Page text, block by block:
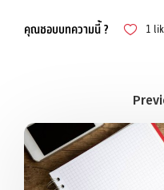
คุณชอบบทความนี้ ? 1